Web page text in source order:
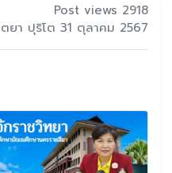
Post views 2918
ยา ปุริโต 31 ตุลาคม 2567